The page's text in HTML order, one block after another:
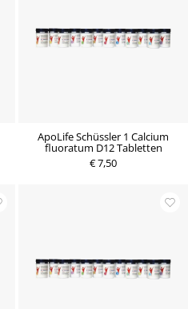
ApoLife Schüssler 1 Calcium
fluoratum D12 Tabletten
€ 7,50